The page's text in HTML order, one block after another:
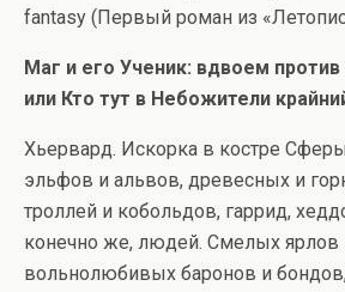
fantasy (Первый роман из
Маг и его Ученик: вдвоем
или Кто тут в Небожители
Хьервард. Искорка в костре
эльфов и альвов, древесных и
троллей и кобольдов, гаррид,
конечно же, людей. Смелых ярлов
вольнолюбивых баронов и